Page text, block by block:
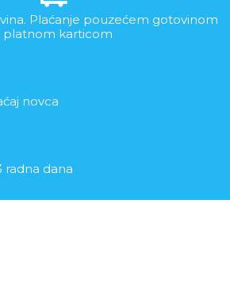
Plaćanje pouzećem gotovinom
platnom karticom
novca
radna dana